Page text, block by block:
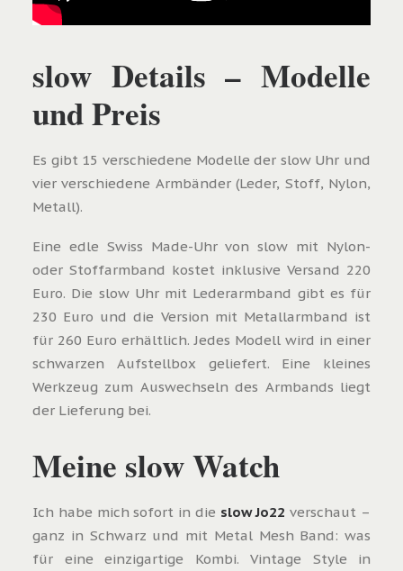
slow Details – Modelle
und Preis
Es gibt 15 verschiedene Modelle der slow Uhr und
vier verschiedene Armbänder (Leder, Stoff, Nylon,
Metall).
Eine edle Swiss Made-Uhr von slow mit Nylon-
oder Stoffarmband kostet inklusive Versand 220
Euro. Die slow Uhr mit Lederarmband gibt es für
230 Euro und die Version mit Metallarmband ist
für 260 Euro erhältlich. Jedes Modell wird in einer
schwarzen Aufstellbox geliefert. Eine kleines
Werkzeug zum Auswechseln des Armbands liegt
der Lieferung bei.
Meine slow Watch
Ich habe mich sofort in die slow Jo22 verschaut –
ganz in Schwarz und mit Metal Mesh Band: was
für eine einzigartige Kombi. Vintage Style in